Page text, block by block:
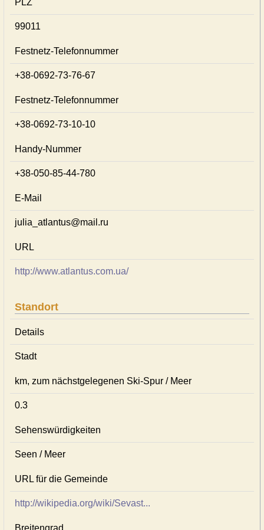
PLZ
99011
Festnetz-Telefonnummer
+38-0692-73-76-67
Festnetz-Telefonnummer
+38-0692-73-10-10
Handy-Nummer
+38-050-85-44-780
E-Mail
julia_atlantus@mail.ru
URL
http://www.atlantus.com.ua/
Standort
Details
Stadt
km, zum nächstgelegenen Ski-Spur / Meer
0.3
Sehenswürdigkeiten
Seen / Meer
URL für die Gemeinde
http://wikipedia.org/wiki/Sevast...
Breitengrad